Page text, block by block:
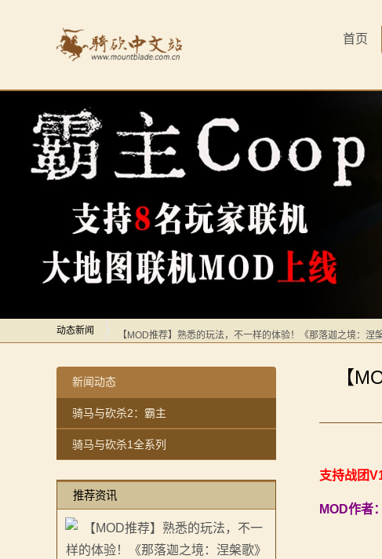
首页
动态新闻
感谢你们，与我们一起缅怀ipek
【MOD精选】方旗直接原地坐牢！我的罗多克回来啦！《罗多
【MOD推荐】熟悉的玩法，不一样的体验！《那落迦之境：涅
【MOD精选】古典时代大舞台！有兵有将你就来！《公元275
【MOD精选】和几十号兄弟开黑攻城！《一起霸主》让你告别单
【MOD精选】别人砍杀打仗，我在朝堂玩派系博弈！《内战》
【MOD精选】告别流浪征战，亲手打造你的营地！《建立家园
骑砍2《战帆》v1.2.7与本体v1.4.7正式版更新日志
【MOD精选】方旗直接原地坐牢！我的罗多克回来啦！《罗多
深切缅怀“骑砍之母”——ipek Yavuz女士
【MOD推荐】熟悉的玩法，不一样的体验！《那落迦之境：涅
【MOD精选】重生之我在卡拉迪亚当剑修！《修仙·飞剑》让骑
【MOD精选】古典时代大舞台！有兵有将你就来！《公元275
【MOD精选】别人砍杀打仗，我在朝堂玩派系博弈！《内战》
【MOD精选】告别流浪征战，亲手打造你的营地！《建立家园
新闻动态
骑马与砍杀2：霸主
骑马与砍杀1全系列
推荐资讯
【
支持战团
MOD作者：
砍